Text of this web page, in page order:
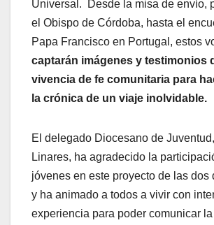
Universal. Desde la misa de envío,
el Obispo de Córdoba, hasta el
Papa Francisco en Portugal, estos
captarán imágenes y testimonios
vivencia de fe comunitaria para
la crónica de un viaje inolvidable.
El delegado Diocesano de
Linares, ha agradecido la
jóvenes en este proyecto de las dos
y ha animado a todos a vivir con
experiencia para poder comunicar